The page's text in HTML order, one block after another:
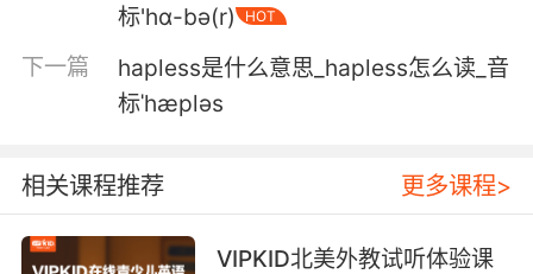
它是守护之树 是变化的先兆
6. But you and I both know that pain is often
the harbinger of progress.
7. It's certainly not one to be trusted as a
harbinger of doom.
标'hɑ-bə(r)
HOT
下一篇
hapless是什么意思_hapless怎么读_音
标ˈhæpləs
相关课程推荐 更多课程>
VIPKID北美外教试听体验课